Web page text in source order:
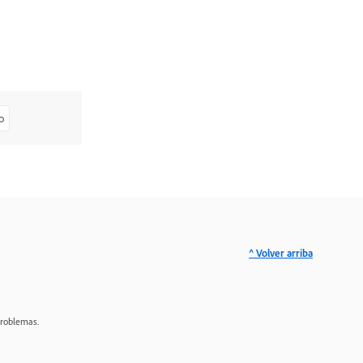
^ Volver arriba